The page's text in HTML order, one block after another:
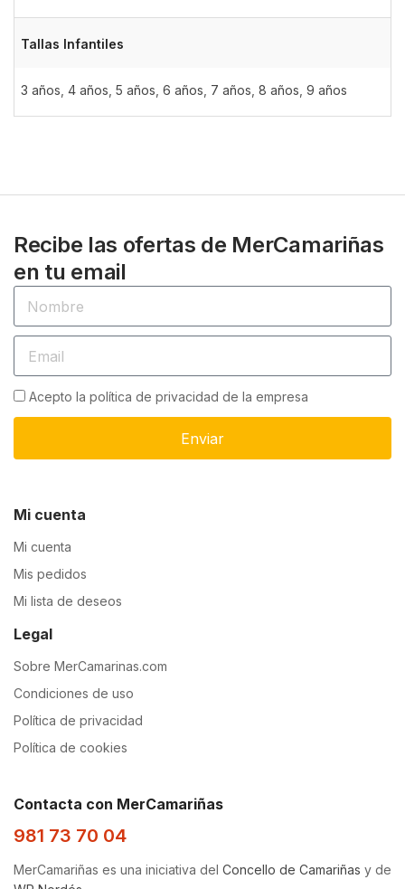
Tallas Infantiles
3 años 4 años 5 años 6 años 7 años 8 años 9 años
Recibe las ofertas de MerCamariñas
en tu email
Acepto la política de privacidad de la empresa
Enviar
Mi cuenta
Mi cuenta
Mis pedidos
Mi lista de deseos
Legal
Sobre MerCamarinas.com
Condiciones de uso
Política de privacidad
Política de cookies
Contacta con MerCamariñas
981 73 70 04
MerCamariñas es una iniciativa del Concello de Camariñas y de